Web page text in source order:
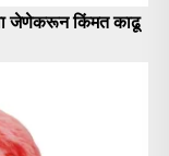
जेणेकरून किंमत काढू